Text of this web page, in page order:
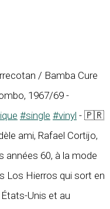
/ Bamba Cure
1967/69 -
#single #vinyl - 🇵🇷
ami, Rafael Cortijo,
années 60, à la mode
Los Hierros qui sort en
États-Unis et au